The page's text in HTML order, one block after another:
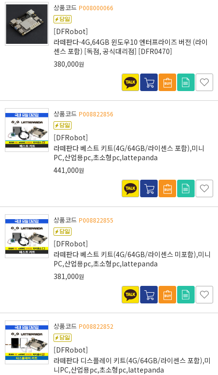
상품코드 P008000066
[DFRobot]
라떼판다-4G,64GB 윈도우10 엔터프라이즈 버전 (라이
센스 포함) [독점, 공식대리점] [DFR0470]
380,000원
상품코드 P008822856
[DFRobot]
라떼판다 베스트 키트(4G/64GB/라이센스 포함),미니
PC,산업용pc,초소형pc,lattepanda
441,000원
상품코드 P008822855
[DFRobot]
라떼판다 베스트 키트(4G/64GB/라이센스 미포함),미니
PC,산업용pc,초소형pc,lattepanda
381,000원
상품코드 P008822852
[DFRobot]
라떼판다 디스플레이 키트(4G/64GB/라이센스 포함),미
니PC,산업용pc,초소형pc,lattepanda